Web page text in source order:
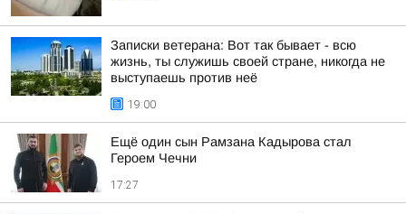
Записки ветерана: Вот так бывает - всю
жизнь, ты служишь своей стране, никогда не
выступаешь против неё
19:00
Ещё один сын Рамзана Кадырова стал
Героем Чечни
17:27